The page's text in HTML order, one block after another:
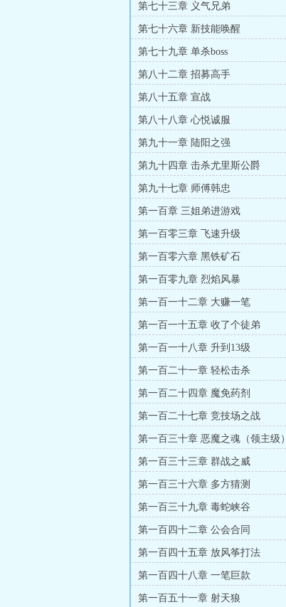
第七十三章 义气兄弟
第七十六章 新技能唤醒
第七十九章 单杀boss
第八十二章 招募高手
第八十五章 宣战
第八十八章 心悦诚服
第九十一章 陆阳之强
第九十四章 击杀尤里斯公爵
第九十七章 师傅韩忠
第一百章 三姐弟进游戏
第一百零三章 飞速升级
第一百零六章 黑铁矿石
第一百零九章 烈焰风暴
第一百一十二章 大赚一笔
第一百一十五章 收了个徒弟
第一百一十八章 升到13级
第一百二十一章 轻松击杀
第一百二十四章 魔免药剂
第一百二十七章 竞技场之战
第一百三十章 恶魔之魂（领主级）
第一百三十三章 群战之威
第一百三十六章 多方猜测
第一百三十九章 毒蛇峡谷
第一百四十二章 公会合同
第一百四十五章 放风筝打法
第一百四十八章 一笔巨款
第一百五十一章 射天狼